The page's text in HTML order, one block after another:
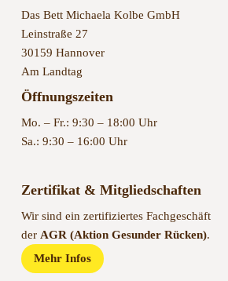
Das Bett Michaela Kolbe GmbH
Leinstraße 27
30159 Hannover
Am Landtag
Öffnungszeiten
Mo. – Fr.: 9:30 – 18:00 Uhr
Sa.: 9:30 – 16:00 Uhr
Zertifikat & Mitgliedschaften
Wir sind ein zertifiziertes Fachgeschäft
der
AGR (Aktion Gesunder Rücken)
Mehr Infos